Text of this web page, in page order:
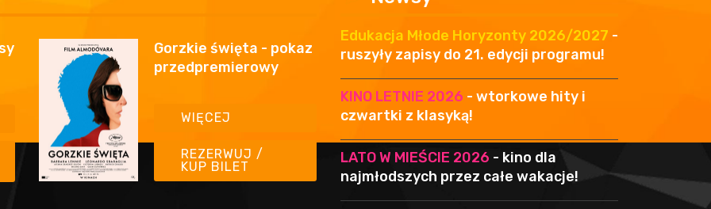
Gorzkie święta - pokaz
przedpremierowy
WIĘCEJ
REZERWUJ /
KUP BILET
Edukacja Młode Horyzonty 2026/2027 -
ruszyły zapisy do 21. edycji programu!
KINO LETNIE 2026 - wtorkowe hity i
czwartki z klasyką!
LATO W MIEŚCIE 2026 - kino dla
najmłodszych przez całe wakacje!